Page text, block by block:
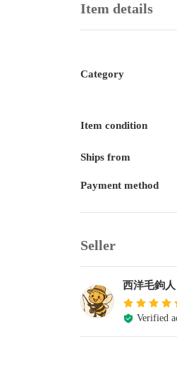
Item details
Category
Item condition
Ships from
Payment method
Seller
西洋毛鉤人
Verified